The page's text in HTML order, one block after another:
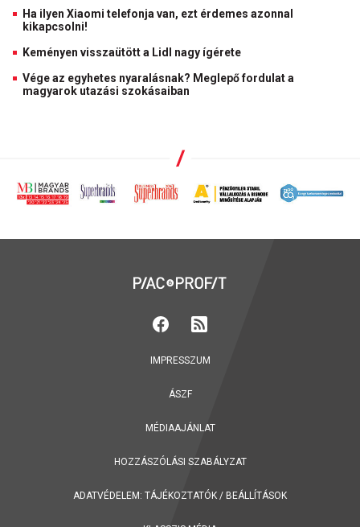
Ha ilyen Xiaomi telefonja van, ezt érdemes azonnal
kikapcsolni!
Keményen visszaütött a Lidl nagy ígérete
Vége az egyhetes nyaralásnak? Meglepő fordulat a
magyarok utazási szokásaiban
IMPRESSZUM
ÁSZF
MÉDIAAJÁNLAT
HOZZÁSZÓLÁSI SZABÁLYZAT
ADATVÉDELEM: TÁJÉKOZTATÓK / BEÁLLÍTÁSOK